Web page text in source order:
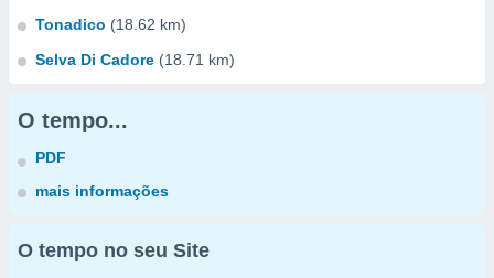
Tonadico (18.62 km)
Selva Di Cadore (18.71 km)
O tempo...
PDF
mais informações
O tempo no seu Site